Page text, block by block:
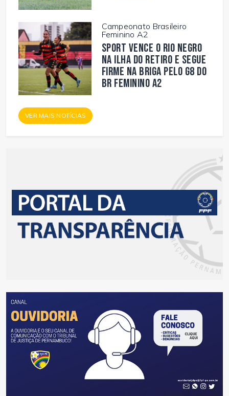
Campeonato Brasileiro
Feminino A2
Sport vence o Rio Negro
na Ilha do Retiro e segue
firme na briga pelo G8 do
BR Feminino A2
VER MAIS NOTÍCIAS